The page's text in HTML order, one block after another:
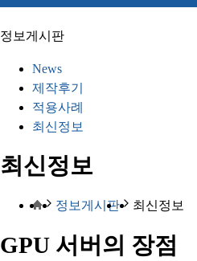
정보게시판
News
제작후기
적용사례
최신정보
최신정보
정보게시판 최신정보
GPU 서버의 장점